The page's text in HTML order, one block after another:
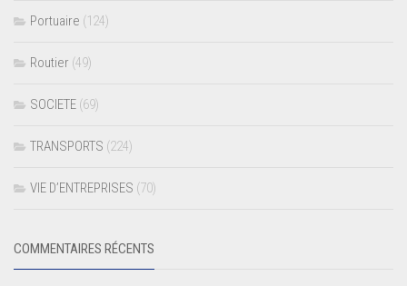
Portuaire (124)
Routier (49)
SOCIETE (69)
TRANSPORTS (224)
VIE D’ENTREPRISES (70)
COMMENTAIRES RÉCENTS